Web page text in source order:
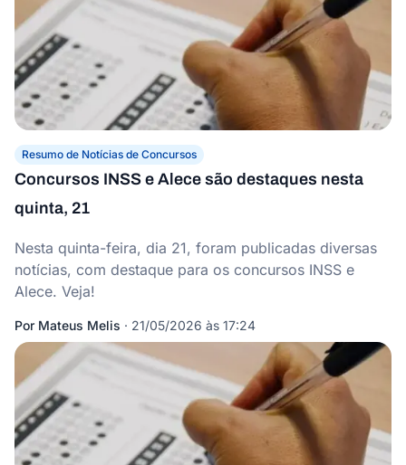
Resumo de Notícias de Concursos
Concursos INSS e Alece são destaques nesta
quinta, 21
Nesta quinta-feira, dia 21, foram publicadas diversas
notícias, com destaque para os concursos INSS e
Alece. Veja!
Por Mateus Melis · 21/05/2026 às 17:24